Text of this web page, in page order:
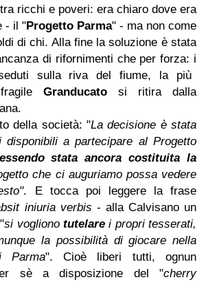
ricchi e poveri: era chiaro dove era
- il "Progetto Parma" - ma non come
di chi. Alla fine la soluzione è stata
di rifornimenti che per forza: i
sulla riva del fiume, la più
Granducato si ritira dalla
della società: "La decisione è stata
disponibili a partecipare al Progetto
stata ancora costituita la
che ci auguriamo possa vedere
. E tocca poi leggere la frase
iniuria verbis - alla Calvisano un
si voglionotutelare i propri tesserati,
la possibilità di giocare nella
Parma". Cioè liberi tutti, ognun
sè a disposizione del "cherry